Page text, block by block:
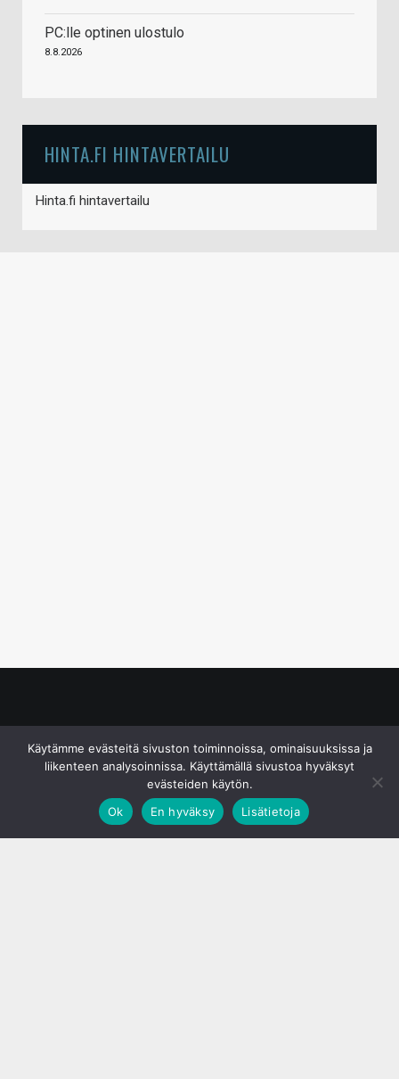
PC:lle optinen ulostulo
8.8.2026
HINTA.FI HINTAVERTAILU
Hinta.fi hintavertailu
Käytämme evästeitä sivuston toiminnoissa, ominaisuuksissa ja
liikenteen analysoinnissa. Käyttämällä sivustoa hyväksyt
evästeiden käytön.
Ok
En hyväksy Lisätietoja